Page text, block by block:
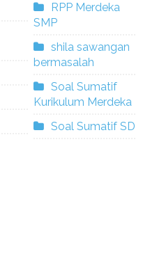
RPP Merdeka
SMP
shila sawangan
bermasalah
Soal Sumatif
Kurikulum Merdeka
Soal Sumatif SD